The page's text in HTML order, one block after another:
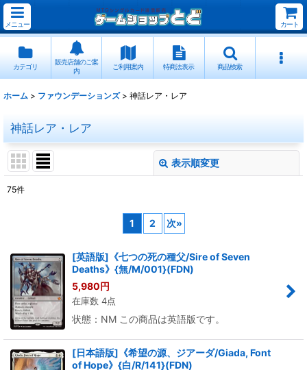
メニュー カート
カテゴリ
販売店舗のご案
内
ご利用案内 特商法表示 商品検索
ホーム > ファウンデーションズ > 神話レア・レア
神話レア・レア
表示順変更
絞り込む
75件
1 2 次»
[英語版]《七つの死の種父/Sire of Seven
Deaths》{無/M/001}(FDN)
5,980円
在庫数 4点
状態：NM この商品は英語版です。
[日本語版]《希望の源、ジアーダ/Giada, Font
of Hope》{白/R/141}(FDN)